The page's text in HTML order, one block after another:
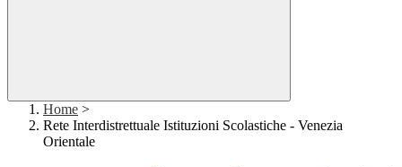
Home >
Rete Interdistrettuale Istituzioni Scolastiche - Venezia
Orientale